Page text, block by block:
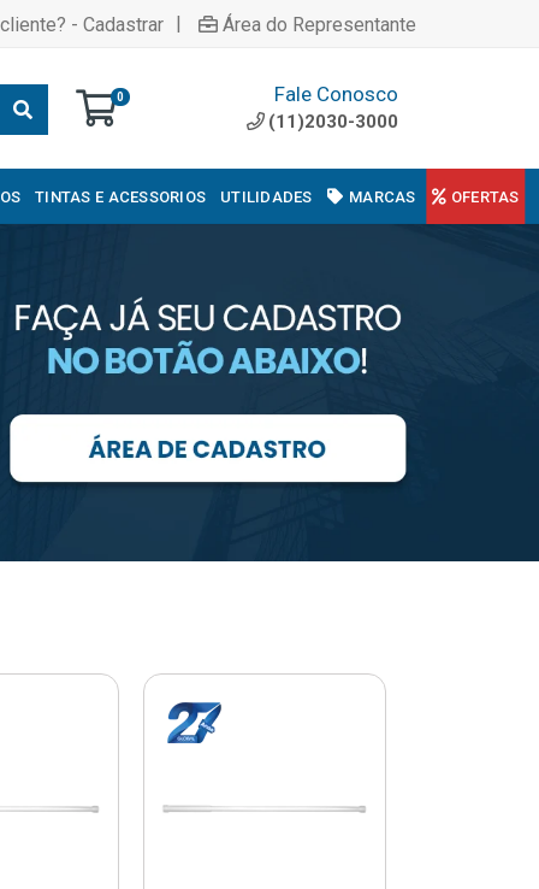
- Cadastrar | Área do Representante
0 Fale Conosco
(11)2030-3000
TINTAS E ACESSORIOS UTILIDADES MARCAS OFERTAS